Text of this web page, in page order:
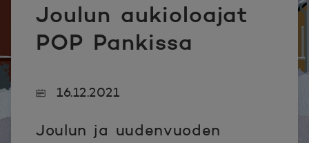
Joulun aukioloajat
POP Pankissa
16.12.2021
Joulun ja uudenvuoden